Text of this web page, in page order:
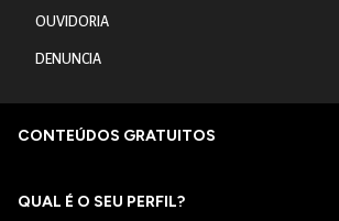
OUVIDORIA
DENUNCIA
CONTEÚDOS GRATUITOS
QUAL É O SEU PERFIL?